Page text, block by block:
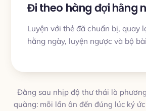
Đi theo hàng đợi hằng
Luyện với thẻ đã chuẩn bị, quay
hằng ngày, luyện ngược và bộ
Đằng sau nhịp độ thư thái là
quãng: mỗi lần ôn đến đúng lúc ký